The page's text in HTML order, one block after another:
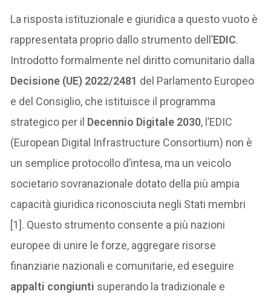
La risposta istituzionale e giuridica a questo vuoto è
rappresentata proprio dallo strumento dell’EDIC.
Introdotto formalmente nel diritto comunitario dalla
Decisione (UE) 2022/2481 del Parlamento Europeo
e del Consiglio, che istituisce il programma
strategico per il Decennio Digitale 2030, l’EDIC
(European Digital Infrastructure Consortium) non è
un semplice protocollo d’intesa, ma un veicolo
societario sovranazionale dotato della più ampia
capacità giuridica riconosciuta negli Stati membri
[1]. Questo strumento consente a più nazioni
europee di unire le forze, aggregare risorse
finanziarie nazionali e comunitarie, ed eseguire
appalti congiunti superando la tradizionale e